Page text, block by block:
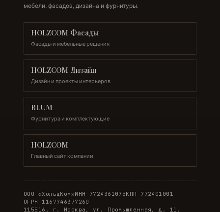
мебели, фасадов, дизайна и фурнитуры.
HOLZCOM Фасады
Фасады и мебельные решения
HOLZCOM Дизайн
Дизайн и проекты интерьеров
BLUM
Фурнитура и комплектующие
HOLZCOM
Главный сайт компании
ООО «ХольцКом»ИНН 7724361075КПП 772401001
ОГРН 1167746377260
115516, г. Москва, ул. Промышленная, д. 11,